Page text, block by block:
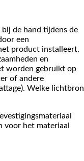
bij de hand tijdens de
een
product installeert.
en
worden gebruikt op
of andere
Welke lichtbron
voor het materiaal